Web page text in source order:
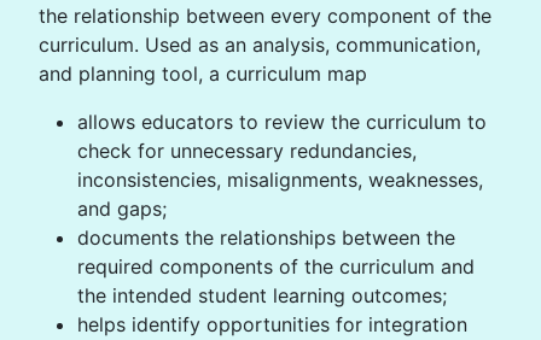
the relationship between every component of the
curriculum. Used as an analysis, communication,
and planning tool, a curriculum map
allows educators to review the curriculum to
check for unnecessary redundancies,
inconsistencies, misalignments, weaknesses,
and gaps;
documents the relationships between the
required components of the curriculum and
the intended student learning outcomes;
helps identify opportunities for integration